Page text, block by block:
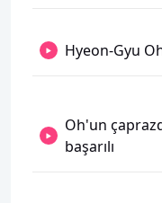
Hyeon-Gyu
Oh'un
başarılı